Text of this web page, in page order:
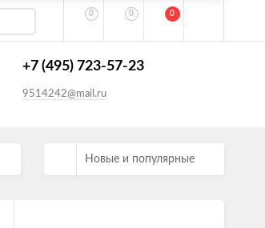
0 0 0
+7 (495) 723-57-23
9514242@mail.ru
Новые и популярные